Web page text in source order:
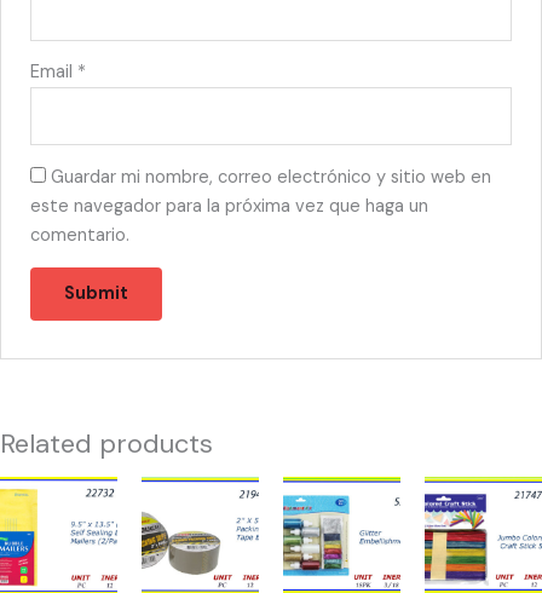
Email *
Guardar mi nombre, correo electrónico y sitio web en
este navegador para la próxima vez que haga un
comentario.
Related products
22732
-
SOBRES
BURBUJA
21943
-
TAPE
BROWN
52308
-
GLITTER
EMBELLISHMENT
21747
-
JUMBO
COLOR